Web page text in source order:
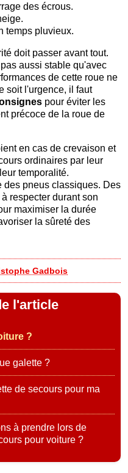
des écrous.
temps pluvieux.
doit passer avant tout.
aussi stable qu'avec
de cette roue ne
soit l'urgence, il faut
pour éviter les
précoce de la roue de
en cas de crevaison et
ordinaires par leur
temporalité.
des pneus classiques. Des
respecter durant son
maximiser la durée
la sûreté des
Gadbois
l'article
?
galette ?
de secours pour ma
à prendre lors de
pour voiture ?